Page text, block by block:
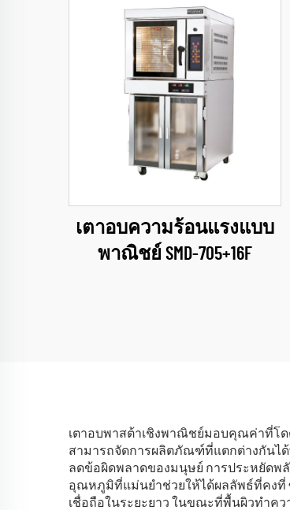
เตาอบความร้อนแรงแบบ
พาณิชย์ SMD-705+16F
เตาอบพาสต้าเชิงพาณิชย์มอบคุณค่าที่โ
สามารถจัดการผลิตภัณฑ์ที่แตกต่างกันไ
ลดข้อผิดพลาดของมนุษย์ การประหยัดพลั
อุณหภูมิที่แม่นยำช่วยให้ได้ผลลัพธ์ที่คงที่
เชื่อถือในระยะยาว ในขณะที่พื้นผิวทำค